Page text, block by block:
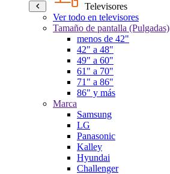
Televisores
Ver todo en televisores
Tamaño de pantalla (Pulgadas)
menos de 42"
42" a 48"
49" a 60"
61" a 70"
71" a 86"
86" y más
Marca
Samsung
LG
Panasonic
Kalley
Hyundai
Challenger